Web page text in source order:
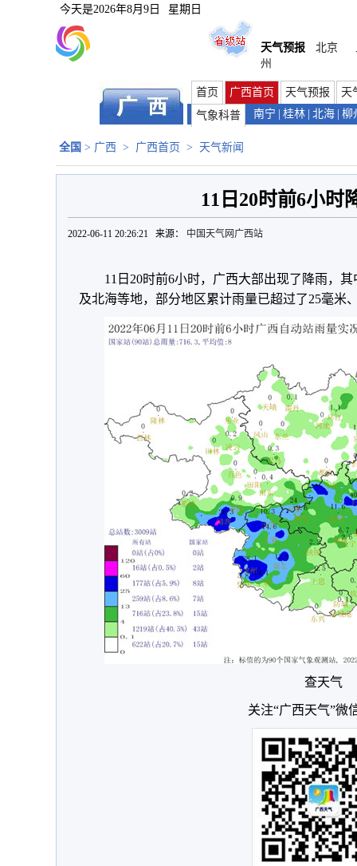
今天是2026年8月9日 星期日
天气预报 北京
州
首页 广西首页 天气预报
天
气象科普
南宁 桂林 北海 柳
全国 > 广西 > 广西首页 > 天气新闻
11日20时前6小时
2022-06-11 20:26:21 来源： 中国天气网广西站
11日20时前6小时，广西大部出现了降雨，
及北海等地，部分地区累计雨量已超过了25毫米
查天气
关注“广西天气”微